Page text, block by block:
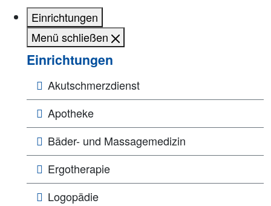
Einrichtungen
Menü schließen
Einrichtungen
Akutschmerzdienst
Apotheke
Bäder- und Massagemedizin
Ergotherapie
Logopädie